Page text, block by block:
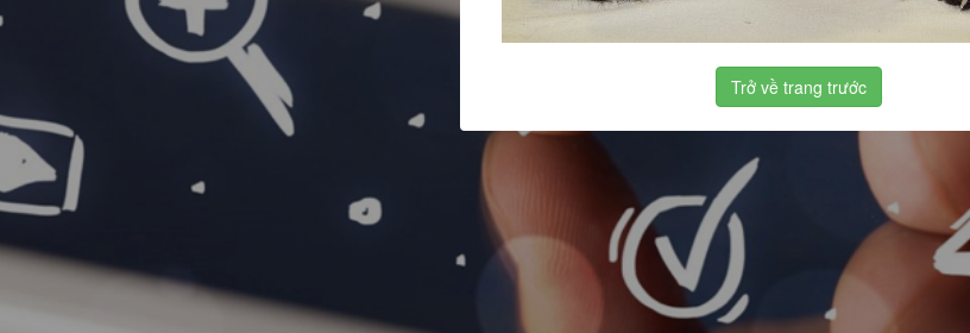
Trở về trang trước